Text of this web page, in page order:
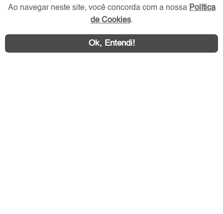
Redes Sociais
Ao navegar neste site, você concorda com a nossa Política
de Cookies.
Ok, Entendi!